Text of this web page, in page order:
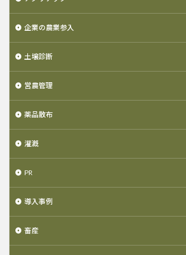
企業の農業参入
土壌診断
営農管理
薬品散布
灌漑
PR
導入事例
畜産